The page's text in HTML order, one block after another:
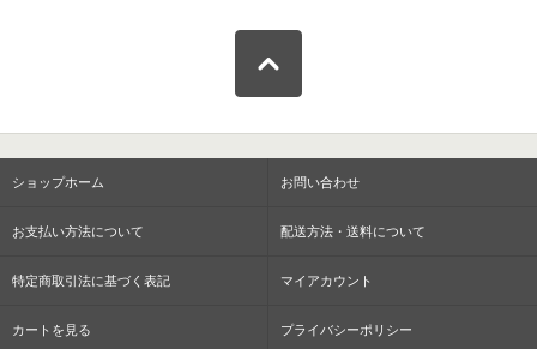
ショップホーム お問い合わせ
お支払い方法について 配送方法・送料について
特定商取引法に基づく表記 マイアカウント
カートを見る プライバシーポリシー